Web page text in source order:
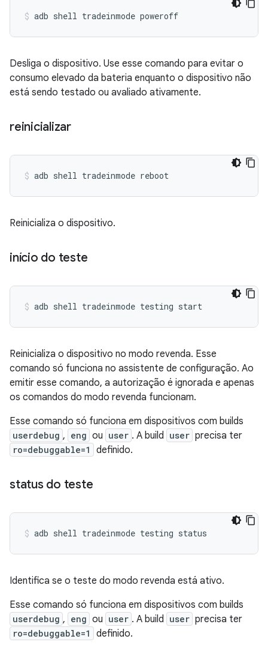
adb shell tradeinmode poweroff
Desliga o dispositivo. Use esse comando para evitar o
consumo elevado da bateria enquanto o dispositivo não
está sendo testado ou avaliado ativamente.
reinicializar
adb shell tradeinmode reboot
Reinicializa o dispositivo.
início do teste
adb shell tradeinmode testing start
Reinicializa o dispositivo no modo revenda. Esse
comando só funciona no assistente de configuração. Ao
emitir esse comando, a autorização é ignorada e apenas
os comandos do modo revenda funcionam.
Esse comando só funciona em dispositivos com builds
userdebug , eng ou user . A build user precisa ter
ro=debuggable=1 definido.
status do teste
adb shell tradeinmode testing status
Identifica se o teste do modo revenda está ativo.
Esse comando só funciona em dispositivos com builds
userdebug , eng ou user . A build user precisa ter
ro=debuggable=1 definido.